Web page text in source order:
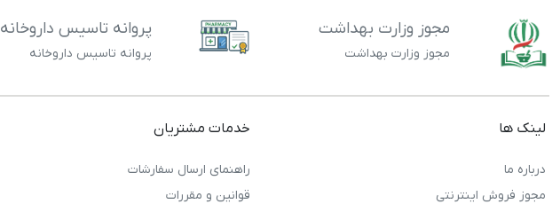
مجوز وزارت بهداشت
مجوز وزارت بهداشت
پروانه تاسیس داروخانه
پروانه تاسیس داروخانه
لینک ها
درباره ما
مجوز فروش اینترنتی
خدمات مشتریان
راهنمای ارسال سفارشات
قوانین و مقررات